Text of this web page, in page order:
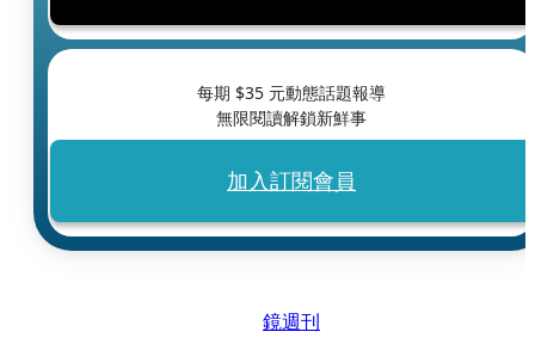
每期 $35 元動態話題報導
無限閱讀解鎖新鮮事
加入訂閱會員
鏡週刊